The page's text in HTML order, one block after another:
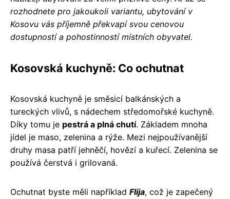
rozhodnete pro jakoukoli variantu, ubytování v
Kosovu vás příjemně překvapí svou cenovou
dostupností a pohostinností místních obyvatel.
Kosovská kuchyně: Co ochutnat
Kosovská kuchyně je směsicí balkánských a
tureckých vlivů, s nádechem středomořské kuchyně.
Díky tomu je pestrá a plná chutí. Základem mnoha
jídel je maso, zelenina a rýže. Mezi nejpoužívanější
druhy masa patří jehněčí, hovězí a kuřecí. Zelenina se
používá čerstvá i grilovaná.
Ochutnat byste měli například Flija, což je zapečený